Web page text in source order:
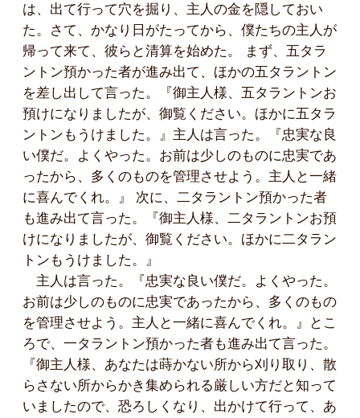
は、出て行って穴を掘り、主人の金を隠しておい
た。さて、かなり日がたってから、僕たちの主人が
帰って来て、彼らと清算を始めた。 まず、五タラ
ントン預かった者が進み出て、ほかの五タラントン
を差し出して言った。『御主人様、五タラントンお
預けになりましたが、御覧ください。ほかに五タラ
ントンもうけました。』主人は言った。『忠実な良
い僕だ。よくやった。お前は少しのものに忠実であ
ったから、多くのものを管理させよう。主人と一緒
に喜んでくれ。』 次に、二タラントン預かった者
も進み出て言った。『御主人様、二タラントンお預
けになりましたが、御覧ください。ほかに二タラン
トンもうけました。』
主人は言った。『忠実な良い僕だ。よくやった。
お前は少しのものに忠実であったから、多くのもの
を管理させよう。主人と一緒に喜んでくれ。』とこ
ろで、一タラントン預かった者も進み出て言った。
『御主人様、あなたは蒔かない所から刈り取り、散
らさない所からかき集められる厳しい方だと知って
いましたので、恐ろしくなり、出かけて行って、あ